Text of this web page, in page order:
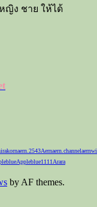
ญิง ชาย ให้ได้
aern.2543Aernaern.channel
Appleblue1111 Arara
by AF themes.